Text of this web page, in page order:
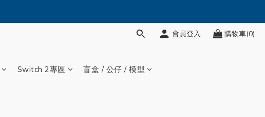
會員登入 購物車(0)
Switch 2專區 盲盒 / 公仔 / 模型